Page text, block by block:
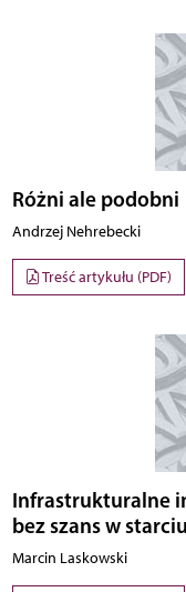
Różni ale podobni
Andrzej Nehrebecki
Treść artykułu (PDF)
Infrastrukturalne
bez szans w
Marcin Laskowski